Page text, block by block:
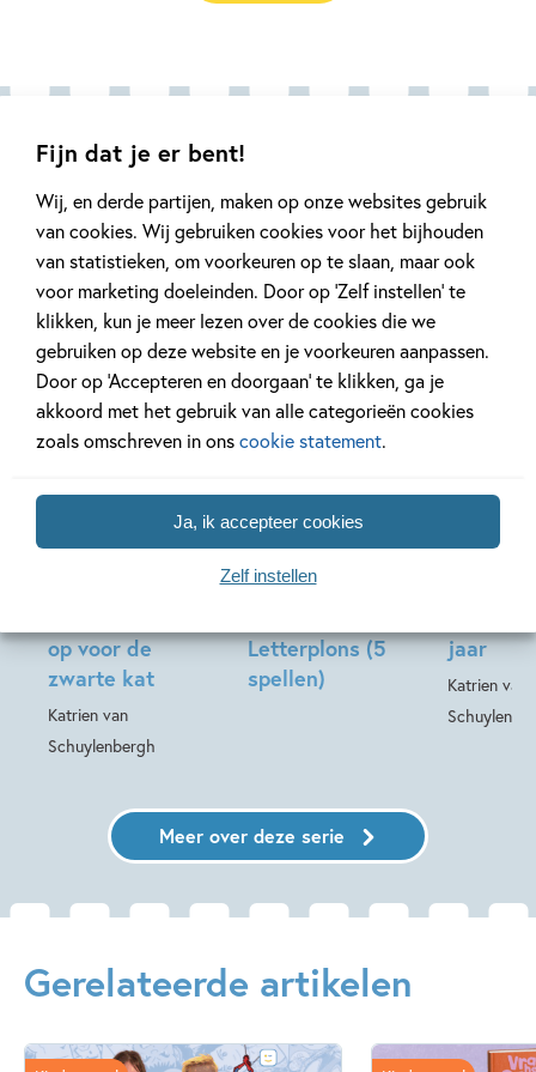
Fijn dat je er bent!
Wij, en derde partijen, maken op onze websites gebruik
van cookies. Wij gebruiken cookies voor het bijhouden
van statistieken, om voorkeuren op te slaan, maar ook
voor marketing doeleinden. Door op ‘Zelf instellen’ te
klikken, kun je meer lezen over de cookies die we
gebruiken op deze website en je voorkeuren aanpassen.
Door op ‘Accepteren en doorgaan’ te klikken, ga je
akkoord met het gebruik van alle categorieën cookies
zoals omschreven in onscookie statement.
Ja, ik accepteer cookies
Zelf instellen
Andere boeken uit de serie
'Letterplons'
01-10-2026
op voor de
zwarte kat
Katrien van
Schuylenbergh
18-09-2026
Letterplons –
Letterplons (5
spellen)
49,96
Samengesteld pakket
jaar
Katrien van
Meer over deze serie
Gerelateerde artikelen